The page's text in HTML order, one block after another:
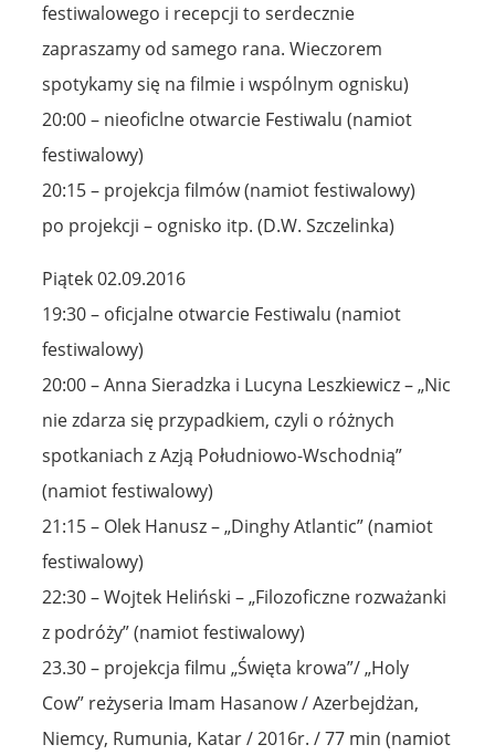
festiwalowego i recepcji to serdecznie
zapraszamy od samego rana. Wieczorem
spotykamy się na filmie i wspólnym ognisku)
20:00 – nieoficlne otwarcie Festiwalu (namiot
festiwalowy)
20:15 – projekcja filmów (namiot festiwalowy)
po projekcji – ognisko itp. (D.W. Szczelinka)
Piątek 02.09.2016
19:30 – oficjalne otwarcie Festiwalu (namiot
festiwalowy)
20:00 – Anna Sieradzka i Lucyna Leszkiewicz – „Nic
nie zdarza się przypadkiem, czyli o różnych
spotkaniach z Azją Południowo-Wschodnią”
(namiot festiwalowy)
21:15 – Olek Hanusz – „Dinghy Atlantic” (namiot
festiwalowy)
22:30 – Wojtek Heliński – „Filozoficzne rozważanki
z podróży” (namiot festiwalowy)
23.30 – projekcja filmu „Święta krowa”/ „Holy
Cow” reżyseria Imam Hasanow / Azerbejdżan,
Niemcy, Rumunia, Katar / 2016r. / 77 min (namiot